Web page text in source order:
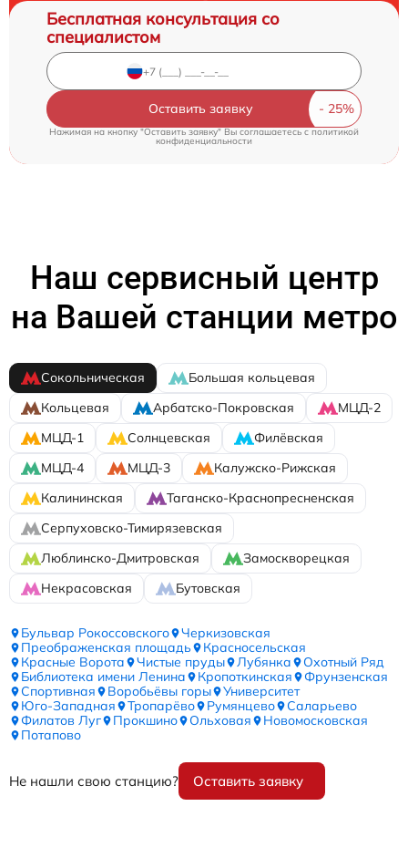
Бесплатная консультация со
специалистом
Оставить заявку
Нажимая на кнопку "Оставить заявку" Вы соглашаетесь cполитикой
конфиденциальности
Наш сервисный центр
на Вашей станции метро
Сокольническая
Большая кольцевая
Кольцевая
Арбатско-Покровская
МЦД-2
МЦД-1
Солнцевская
Филёвская
МЦД-4
МЦД-3
Калужско-Рижская
Калининская
Таганско-Краснопресненская
Серпуховско-Тимирязевская
Люблинско-Дмитровская
Замоскворецкая
Некрасовская
Бутовская
Бульвар Рокоссовского
Черкизовская
Преображенская площадь
Красносельская
Красные Ворота
Чистые пруды Лубянка
Охотный Ряд
Библиотека имени Ленина
Кропоткинская
Фрунзенская
Спортивная
Воробьёвы горы
Университет
Юго-Западная
Тропарёво Румянцево
Саларьево
Филатов Луг
Прокшино Ольховая
Новомосковская
Потапово
Не нашли свою станцию? Оставить заявку